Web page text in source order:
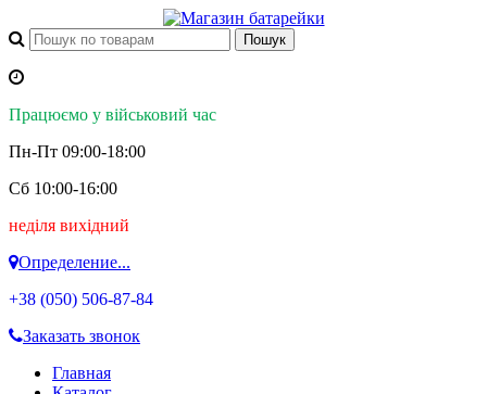
Працюємо у військовий час
Пн-Пт 09:00-18:00
Сб 10:00-16:00
неділя вихідний
Определение...
+38 (050) 506-87-84
Заказать звонок
Главная